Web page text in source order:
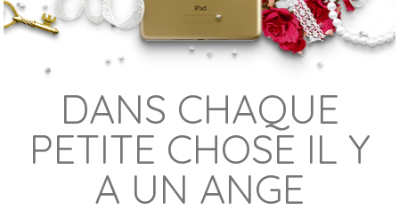
DANS CHAQUE
PETITE CHOSE IL Y
A UN ANGE